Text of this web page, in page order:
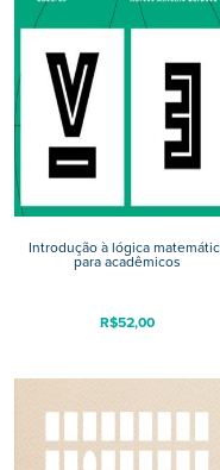
Introdução à lógica
para acadêmicos
R$52,00